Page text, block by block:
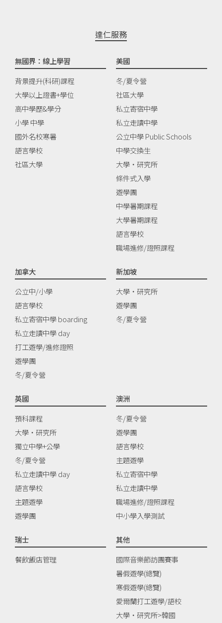
達仁服務
無國界：線上學習
背景提升(科研)課程
大學以上證書+學位
高中學歷&學分
小學 中學
國外名校寒暑
語言學校
社區大學
美國
冬/夏令營
社區大學
私立寄宿中學
私立走讀中學
公立中學 Public Schools
中學交換生
大學‧研究所
條件式入學
遊學團
中學暑期課程
大學暑期課程
語言學校
職場進修/證照課程
加拿大
公立中/小學
語言學校
私立寄宿中學 boarding
私立走讀中學 day
打工遊學/進修證照
遊學團
冬/夏令營
新加坡
大學‧研究所
遊學團
冬/夏令營
英國
預科課程
大學‧研究所
獨立中學+公學
冬/夏令營
私立走讀中學 day
語言學校
主題遊學
遊學團
澳洲
冬/夏令營
遊學團
語言學校
主題遊學
私立寄宿中學
私立走讀中學
職場進修/證照課程
中小學入學測試
瑞士
餐飲飯店管理
其他
國際音樂節訪團賽事
暑假遊學(總覽)
寒假遊學(總覽)
愛爾蘭打工遊學/語校
大學‧研究所>韓國